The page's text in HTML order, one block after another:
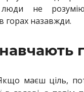
люди не
горах назавжди.
маєш ціль,